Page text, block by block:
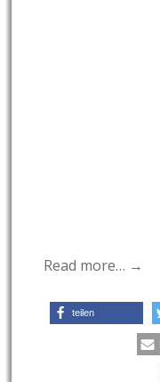
Read more… →
teilen